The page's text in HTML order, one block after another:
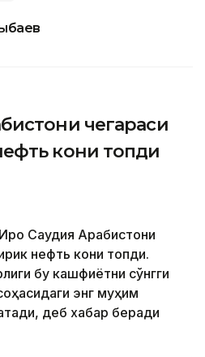
чегараси
кони топди
Саудия Арабистони
нефть кони топди.
бу кашфиётни сўнгги
энг муҳим
деб хабар беради